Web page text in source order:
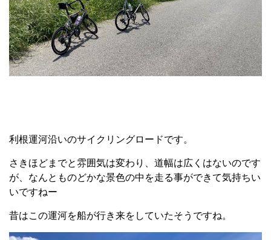
利根運河沿いのサイクリングロードです。
さきほどまでと雰囲気は変わり、道幅は広くはないのです
が、なんとものどかな景色の中を走る事ができて気持ちい
いですねー
昔はこの運河を船が行き来をしていたそうですね。